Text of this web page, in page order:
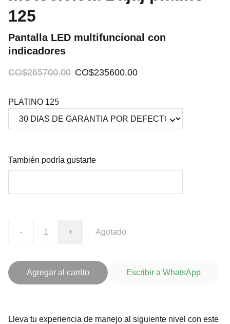
125
Pantalla LED multifuncional con
indicadores
CO$265700.00 CO$235600.00
PLATINO 125
También podría gustarte
- + Agotado
Agregar al carrito Escribir a WhatsApp
Lleva tu experiencia de manejo al siguiente nivel con este